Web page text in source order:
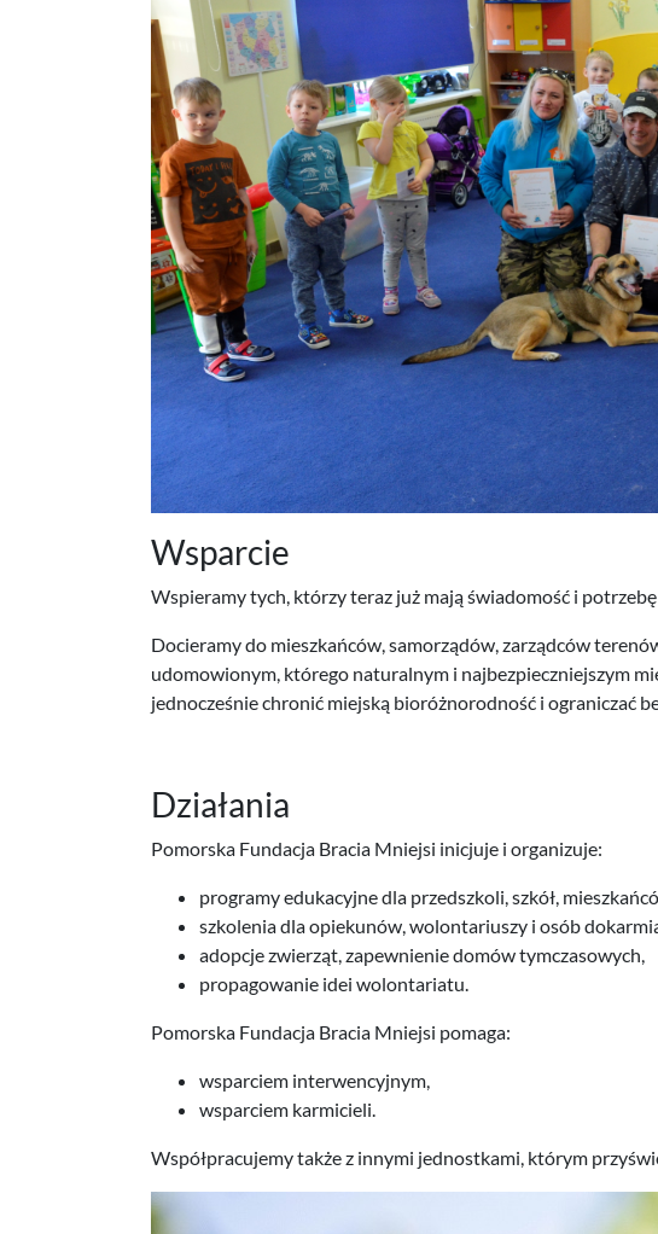
Wsparcie
Wspieramy tych, którzy teraz już mają świadomość i
Docieramy do mieszkańców, samorządów, zarządców
udomowionym, którego naturalnym i najbezpieczniejszym
jednocześnie chronić miejską bioróżnorodność i ograniczać
Działania
Pomorska Fundacja Bracia Mniejsi inicjuje i organizuje:
programy edukacyjne dla przedszkoli, szkół,
szkolenia dla opiekunów, wolontariuszy i osób
adopcje zwierząt, zapewnienie domów tymczasowych,
propagowanie idei wolontariatu.
Pomorska Fundacja Bracia Mniejsi pomaga:
wsparciem interwencyjnym,
wsparciem karmicieli.
Współpracujemy także z innymi jednostkami, którym